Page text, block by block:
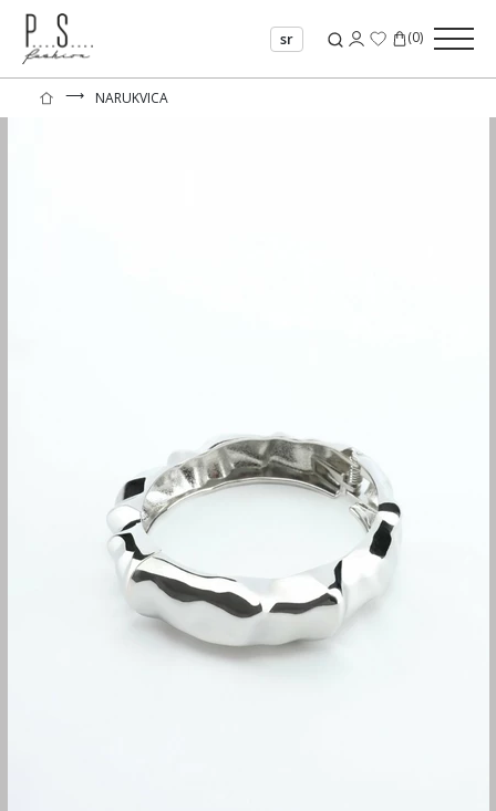
sr (0)
⟶ NARUKVICA